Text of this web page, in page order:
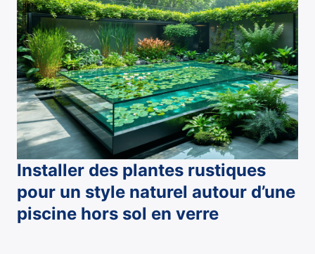
Installer des plantes rustiques
pour un style naturel autour d’une
piscine hors sol en verre